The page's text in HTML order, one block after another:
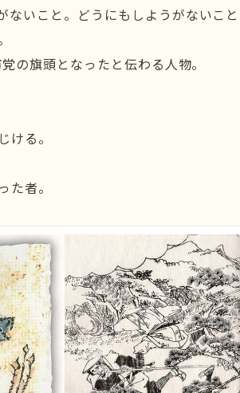
いこと。どうにもしようがないこと
旗頭となったと伝わる人物。
る。
者。